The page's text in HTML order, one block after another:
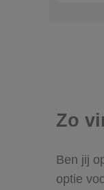
Zo
Ben jij
optie